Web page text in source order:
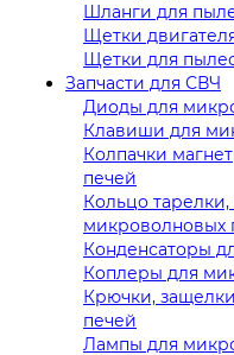
Шланги для
Щетки
Щетки для
Запчасти для СВЧ
Диоды для
Клавиши для
Колпачки
печей
Кольцо
микроволновых
Конденсаторы
Коплеры для
Крючки,
печей
Лампы для